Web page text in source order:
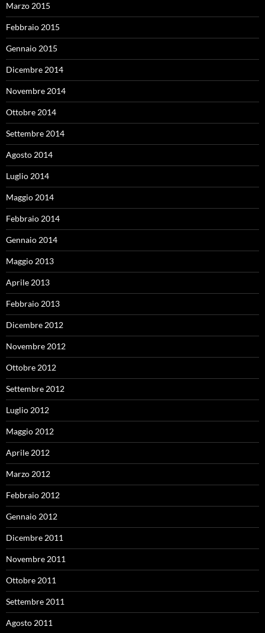
Marzo 2015
Febbraio 2015
Gennaio 2015
Dicembre 2014
Novembre 2014
Ottobre 2014
Settembre 2014
Agosto 2014
Luglio 2014
Maggio 2014
Febbraio 2014
Gennaio 2014
Maggio 2013
Aprile 2013
Febbraio 2013
Dicembre 2012
Novembre 2012
Ottobre 2012
Settembre 2012
Luglio 2012
Maggio 2012
Aprile 2012
Marzo 2012
Febbraio 2012
Gennaio 2012
Dicembre 2011
Novembre 2011
Ottobre 2011
Settembre 2011
Agosto 2011